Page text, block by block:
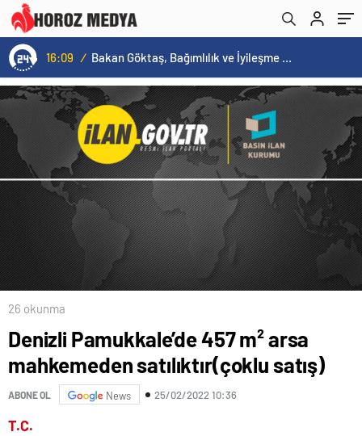
16:09 / Bakan Göktaş, Bağımlılık ve İyileşme Konulu Kadın Forumu’nda konuştu:
26 okunma
Denizli Pamukkale’de 457 m² arsa
mahkemeden satılıktır(çoklu satış)
ABONE OL News 25/02/2022 10:36
T.C.